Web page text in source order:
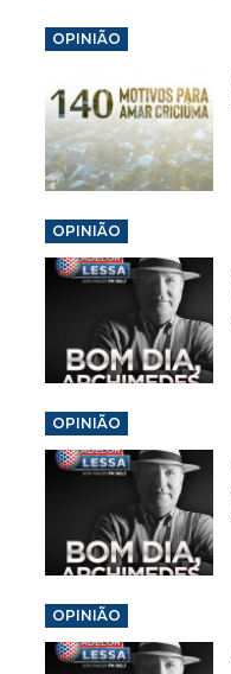
OPINIÃO
OPINIÃO
OPINIÃO
OPINIÃO